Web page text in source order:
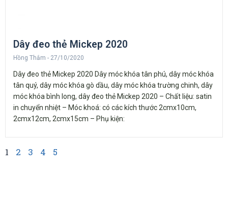
Dây đeo thẻ Mickep 2020
Hồng Thắm 27/10/2020
Dây đeo thẻ Mickep 2020 Dây móc khóa tân phú, dây móc khóa
tân quý, dây móc khóa gò dầu, dây móc khóa trường chinh, dây
móc khóa bình long, dây đeo thẻ Mickep 2020 – Chất liệu: satin
in chuyển nhiệt – Móc khoá: có các kích thước 2cmx10cm,
2cmx12cm, 2cmx15cm – Phụ kiện:
1 2 3 4 5